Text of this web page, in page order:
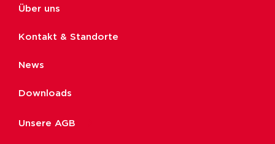
Über uns
Kontakt & Standorte
News
Downloads
Unsere AGB